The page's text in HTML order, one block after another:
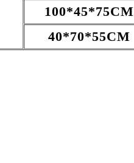
100*45*75CM
40*70*55CM